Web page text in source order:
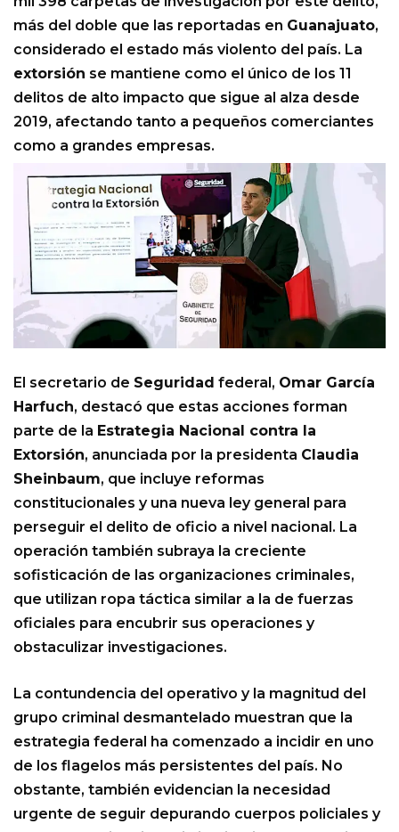
más del doble que las reportadas en Guanajuato,
considerado el estado más violento del país. La
extorsión se mantiene como el único de los 11
delitos de alto impacto que sigue al alza desde
2019, afectando tanto a pequeños comerciantes
como a grandes empresas.
El secretario de Seguridad federal, Omar García
Harfuch, destacó que estas acciones forman
parte de la Estrategia Nacional contra la
Extorsión, anunciada por la presidenta Claudia
Sheinbaum, que incluye reformas
constitucionales y una nueva ley general para
perseguir el delito de oficio a nivel nacional. La
operación también subraya la creciente
sofisticación de las organizaciones criminales,
que utilizan ropa táctica similar a la de fuerzas
oficiales para encubrir sus operaciones y
obstaculizar investigaciones.
La contundencia del operativo y la magnitud del
grupo criminal desmantelado muestran que la
estrategia federal ha comenzado a incidir en uno
de los flagelos más persistentes del país. No
obstante, también evidencian la necesidad
urgente de seguir depurando cuerpos policiales y